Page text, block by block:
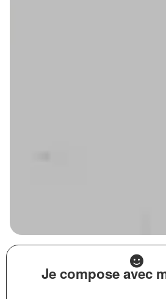
Je compose avec